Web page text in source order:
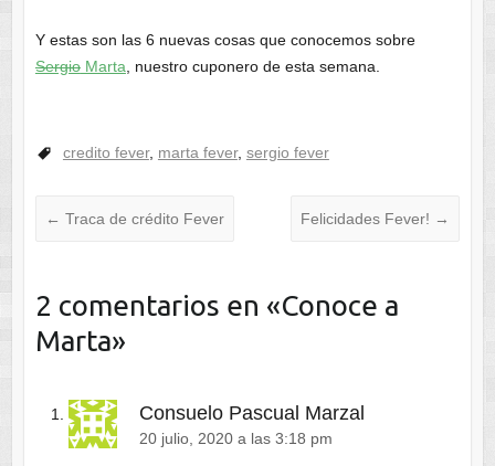
Y estas son las 6 nuevas cosas que conocemos sobre
SergioMarta , nuestro cuponero de esta semana.
credito fever, marta fever, sergio fever
← Traca de crédito Fever Felicidades Fever! →
2 comentarios en «Conoce a
Marta»
Consuelo Pascual Marzal
20 julio, 2020 a las 3:18 pm